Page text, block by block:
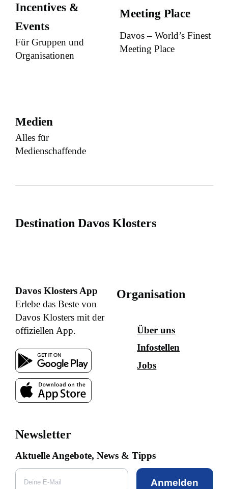
Incentives &
Events
Für Gruppen und
Organisationen
Meeting Place
Davos – World’s Finest
Meeting Place
Medien
Alles für
Medienschaffende
Destination Davos Klosters
Davos Klosters App
Erlebe das Beste von
Davos Klosters mit der
offiziellen App.
Organisation
Über uns
Infostellen
Jobs
Newsletter
Aktuelle Angebote, News & Tipps
Anmelden